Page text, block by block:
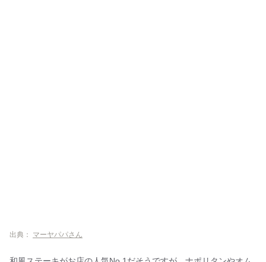
出典： マーヤパパさん